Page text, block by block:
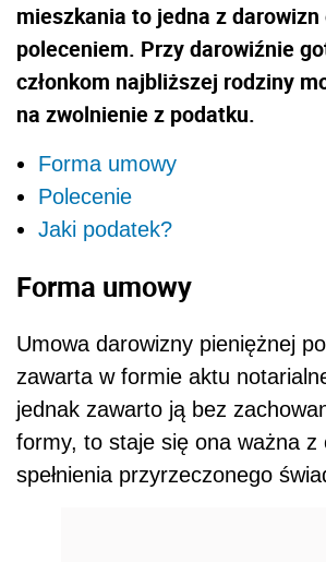
mieszkania to jedna z
poleceniem. Przy darowiźnie
członkom najbliższej rodziny
na zwolnienie z podatku.
Forma umowy
Polecenie
Jaki podatek?
Forma umowy
Umowa darowizny pieniężnej
zawarta w formie aktu
jednak zawarto ją bez
formy, to staje się ona ważna z
spełnienia przyrzeczonego